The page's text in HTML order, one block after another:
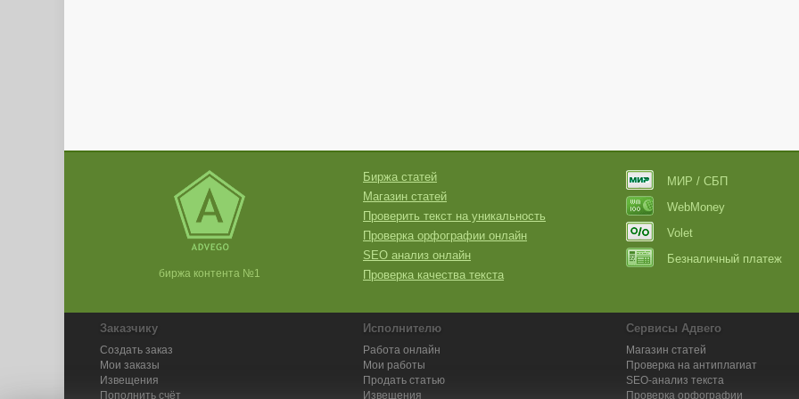
биржа контента №1
Биржа статей
Магазин статей
Проверить текст на уникальность
Проверка орфографии онлайн
SEO анализ онлайн
Проверка качества текста
МИР / СБП
WebMoney
Volet
Безналичный платеж
Заказчику
Создать заказ
Мои заказы
Извещения
Пополнить счёт
Исполнителю
Работа онлайн
Мои работы
Продать статью
Извещения
Сервисы Адвего
Магазин статей
Проверка на антиплагиат
SEO-анализ текста
Проверка орфографии